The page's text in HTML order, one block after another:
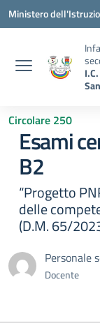
Vai ai contenuti
Vai al menu di
Vai al footer
Ministero
Circolare 250
Esami
B2
“Progetto
delle
(D.M. 65/
Personale
Docente